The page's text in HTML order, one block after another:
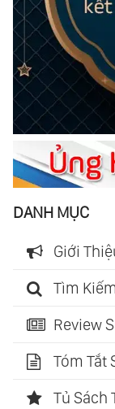
DANH MỤC
Giới
Tìm
Review
Tóm Tắt
Tủ Sách